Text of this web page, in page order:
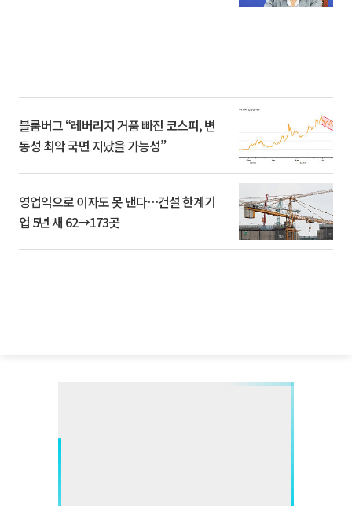
블룸버그 “레버리지 거품 빠진 코스피, 변
동성 최악 국면 지났을 가능성”
영업익으로 이자도 못 낸다…건설 한계기
업 5년 새 62→173곳